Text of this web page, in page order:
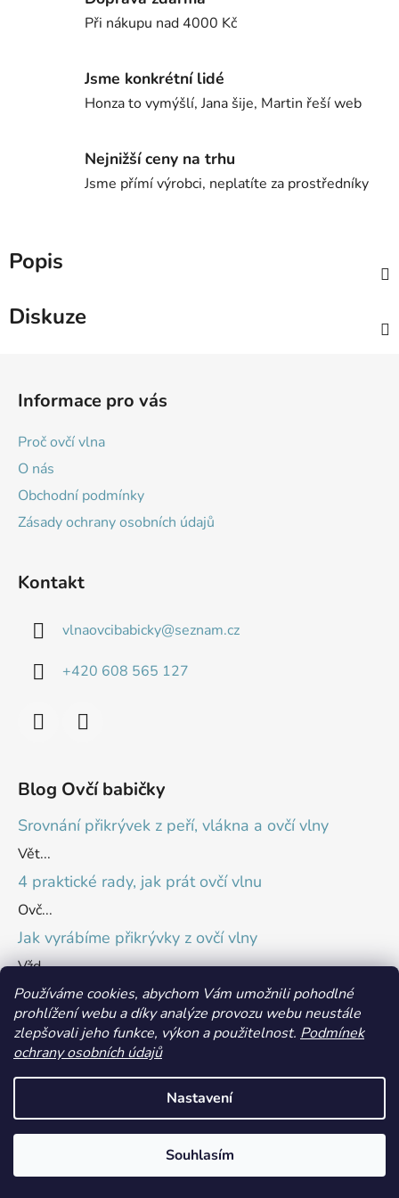
Používáme cookies, abychom Vám umožnili pohodlné
prohlížení webu a díky analýze provozu webu neustále
zlepšovali jeho funkce, výkon a použitelnost. Podmínek
ochrany osobních údajů
Nastavení
Souhlasím
Při nákupu nad 4000 Kč
Jsme konkrétní lidé
Honza to vymýšlí, Jana šije, Martin řeší web
Nejnižší ceny na trhu
Jsme přímí výrobci, neplatíte za prostředníky
Popis
Diskuze
Informace pro vás
Proč ovčí vlna
O nás
Obchodní podmínky
Zásady ochrany osobních údajů
Kontakt
vlnaovcibabicky@seznam.cz
+420 608 565 127
Blog Ovčí babičky
Srovnání přikrývek z peří, vlákna a ovčí vlny
Vět...
4 praktické rady, jak prát ovčí vlnu
Ovč...
Jak vyrábíme přikrývky z ovčí vlny
Vžd...
Přijímáme online platby
Vytvořil Shoptet
Copyright 2026Ovčí babička. Všechna práva vyhrazena.